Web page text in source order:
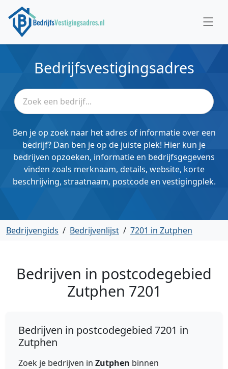
Bedrijfsvestigingsadres
Ben je op zoek naar het adres of informatie over een
bedrijf? Dan ben je op de juiste plek! Hier kun je
bedrijven opzoeken, informatie en bedrijfsgegevens
vinden zoals merknaam, details, website, korte
beschrijving, straatnaam, postcode en vestigingplek.
Bedrijvengids / Bedrijvenlijst / 7201 in Zutphen
Bedrijven in postcodegebied
Zutphen 7201
Bedrijven in postcodegebied 7201 in
Zutphen
Zoek je bedrijven in Zutphen binnen